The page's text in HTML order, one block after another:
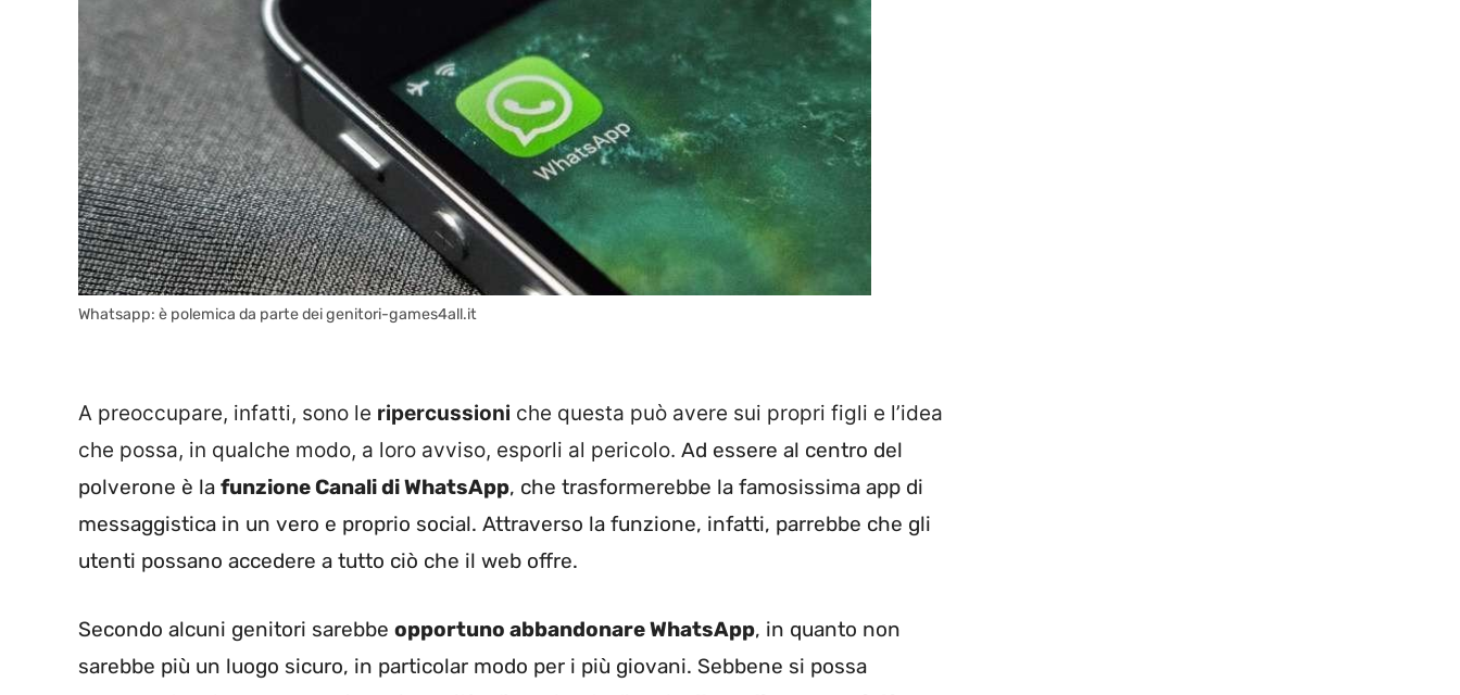
Whatsapp: è polemica da parte dei genitori-games4all.it
A preoccupare, infatti, sono le ripercussioni che questa può avere sui propri figli e l’idea
che possa, in qualche modo, a loro avviso, esporli al pericolo. Ad essere al centro del
polverone è la funzione Canali di WhatsApp, che trasformerebbe la famosissima app di
messaggistica in un vero e proprio social. Attraverso la funzione, infatti, parrebbe che gli
utenti possano accedere a tutto ciò che il web offre.
Secondo alcuni genitori sarebbe opportuno abbandonare WhatsApp, in quanto non
sarebbe più un luogo sicuro, in particolar modo per i più giovani. Sebbene si possa